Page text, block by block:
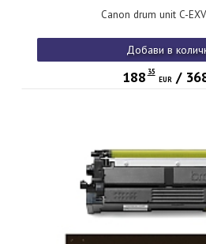
Canon drum unit C-
Добави в
188 35
EUR/